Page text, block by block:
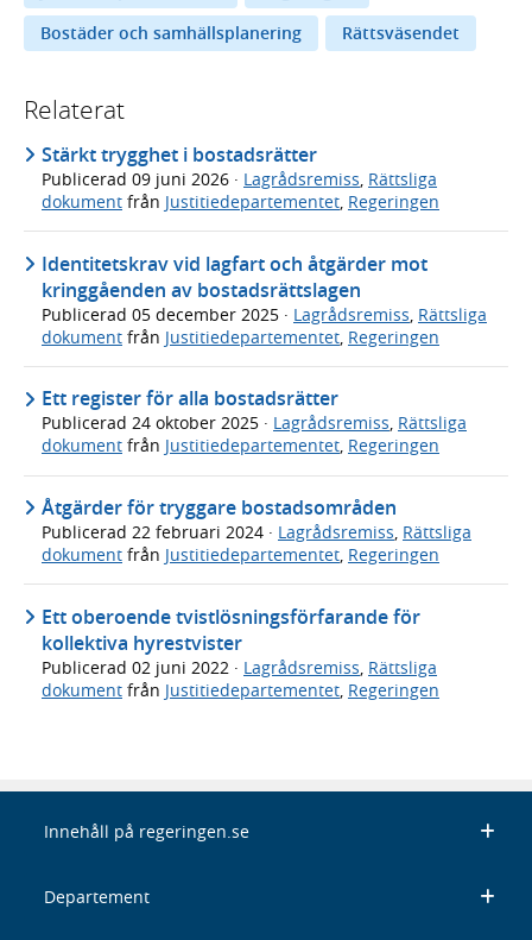
Bostäder och samhällsplanering
Rättsväsendet
Relaterat
Stärkt trygghet i bostadsrätter
Publicerad 09 juni 2026 · Lagrådsremiss, Rättsliga
dokument från Justitiedepartementet, Regeringen
Identitetskrav vid lagfart och åtgärder mot
kringgåenden av bostadsrättslagen
Publicerad 05 december 2025 · Lagrådsremiss Rättsliga
dokument från Justitiedepartementet Regeringen
Ett register för alla bostadsrätter
Publicerad 24 oktober 2025 · Lagrådsremiss, Rättsliga
dokument från Justitiedepartementet, Regeringen
Åtgärder för tryggare bostadsområden
Publicerad 22 februari 2024 · Lagrådsremiss, Rättsliga
dokument från Justitiedepartementet, Regeringen
Ett oberoende tvistlösningsförfarande för
kollektiva hyrestvister
Publicerad 02 juni 2022 · Lagrådsremiss Rättsliga
dokument från Justitiedepartementet Regeringen
Innehåll på regeringen.se
Departement